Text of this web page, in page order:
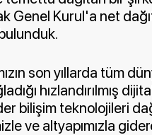
Genel Kurul'a net
son yıllarda tüm
hızlandırılmış
bilişim teknolojileri
ve altyapımızla